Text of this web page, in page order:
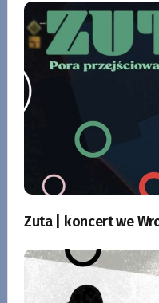
Zuta | koncert we